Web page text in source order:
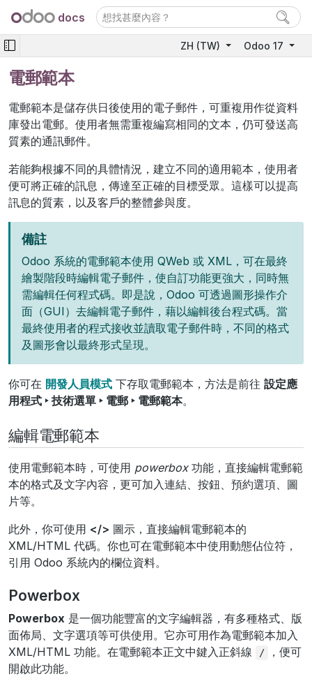
docs
ZH (TW) Odoo 17
電郵範本
電郵範本是儲存供日後使用的電子郵件，可重複用作從資料
庫發出電郵。使用者無需重複編寫相同的文本，仍可發送高
質素的通訊郵件。
若能夠根據不同的具體情況，建立不同的適用範本，使用者
便可將正確的訊息，傳達至正確的目標受眾。這樣可以提高
訊息的質素，以及客戶的整體參與度。
備註
Odoo 系統的電郵範本使用 QWeb 或 XML，可在最終
繪製階段時編輯電子郵件，使自訂功能更強大，同時無
需編輯任何程式碼。即是說，Odoo 可透過圖形操作介
面（GUI）去編輯電子郵件，藉以編輯後台程式碼。當
最終使用者的程式接收並讀取電子郵件時，不同的格式
及圖形會以最終形式呈現。
你可在 開發人員模式 下存取電郵範本，方法是前往 設定應
用程式 ‣ 技術選單 ‣ 電郵 ‣ 電郵範本。
編輯電郵範本
使用電郵範本時，可使用 powerbox功能，直接編輯電郵範
本的格式及文字內容，更可加入連結、按鈕、預約選項、圖
片等。
此外，你可使用 </> 圖示，直接編輯電郵範本的
XML/HTML 代碼。你也可在電郵範本中使用動態佔位符，
引用 Odoo 系統內的欄位資料。
Powerbox
Powerbox 是一個功能豐富的文字編輯器，有多種格式、版
面佈局、文字選項等可供使用。它亦可用作為電郵範本加入
XML/HTML 功能。在電郵範本正文中鍵入正斜線
/
，便可
開啟此功能。